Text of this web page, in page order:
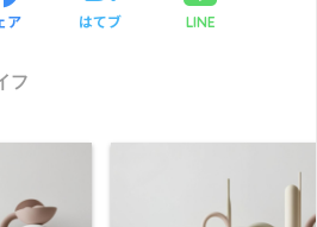
ア はてブ LINE
フ